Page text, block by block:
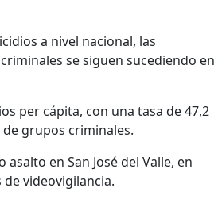
a nivel nacional, las
se siguen sucediendo en
per cápita, con una tasa de 47,2
grupos criminales.
en San José del Valle, en
videovigilancia.